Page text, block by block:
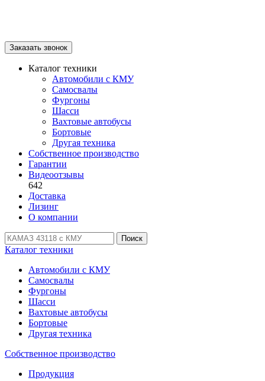
Заказать звонок
Каталог техники
Автомобили с КМУ
Самосвалы
Фургоны
Шасси
Вахтовые автобусы
Бортовые
Другая техника
Собственное производство
Гарантии
Видеоотзывы
642
Доставка
Лизинг
О компании
Поиск
Каталог техники
Автомобили с КМУ
Самосвалы
Фургоны
Шасси
Вахтовые автобусы
Бортовые
Другая техника
Собственное производство
Продукция